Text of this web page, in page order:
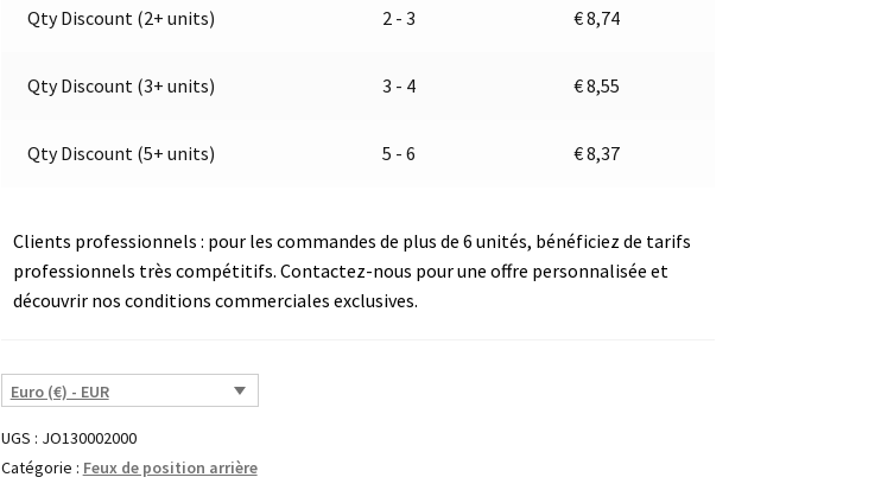
Qty Discount (2+ units) 2 - 3 €8,74
Qty Discount (3+ units) 3 - 4 €8,55
Qty Discount (5+ units) 5 - 6 €8,37
Clients professionnels : pour les commandes de plus de 6 unités, bénéficiez de tarifs
professionnels très compétitifs. Contactez-nous pour une offre personnalisée et
découvrir nos conditions commerciales exclusives.
Euro (€) - EUR
UGS : JO130002000
Catégorie : Feux de position arrière